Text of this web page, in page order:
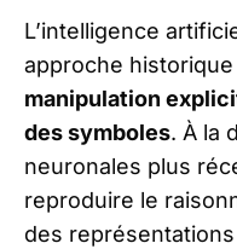
L’intelligence
approche
manipulation
des symboles. À la
neuronales plus
reproduire le
des